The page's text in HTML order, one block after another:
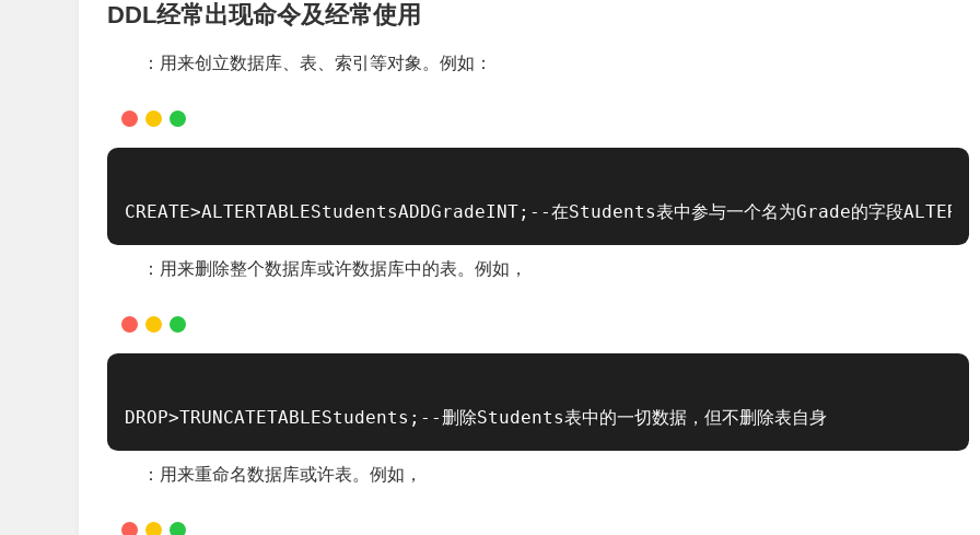
DDL经常出现命令及经常使用
：用来创立数据库、表、索引等对象。例如：
CREATE>ALTERTABLEStudentsADDGradeINT;--在Students表中参与一个名为Grade的字段
：用来删除整个数据库或许数据库中的表。例如，
DROP>TRUNCATETABLEStudents;--删除Students表中的一切数据，但不删除表自身
：用来重命名数据库或许表。例如，